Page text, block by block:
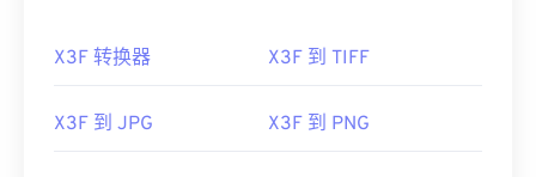
X3F 转换器 X3F 到 TIFF
X3F 到 JPG X3F 到 PNG